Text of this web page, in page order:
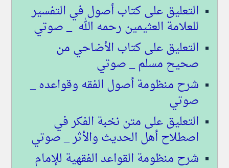
التعليق على كتاب أصول في التفسير
للعلامة العثيمين رحمه الله _ صوتي
التعليق على كتاب الأضاحي من
صحيح مسلم _ صوتي
شرح منظومة أصول الفقه وقواعده _
صوتي
التعليق على متن نخبة الفكر في
اصطلاح أهل الحديث والأثر _ صوتي
شرح منظومة القواعد الفقهية للإمام